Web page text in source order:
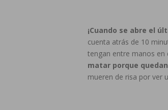
¡Cuando se abre el
cuenta atrás de 10
tengan entre manos en
matar porque
mueren de risa por ver